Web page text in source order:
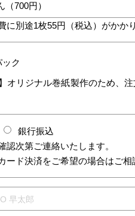
に別途1枚55円（税込）がかかり
ック
オリジナル巻紙製作のため、
銀行振込
認次第ご連絡いたします。
ード決済をご希望の場合はご相